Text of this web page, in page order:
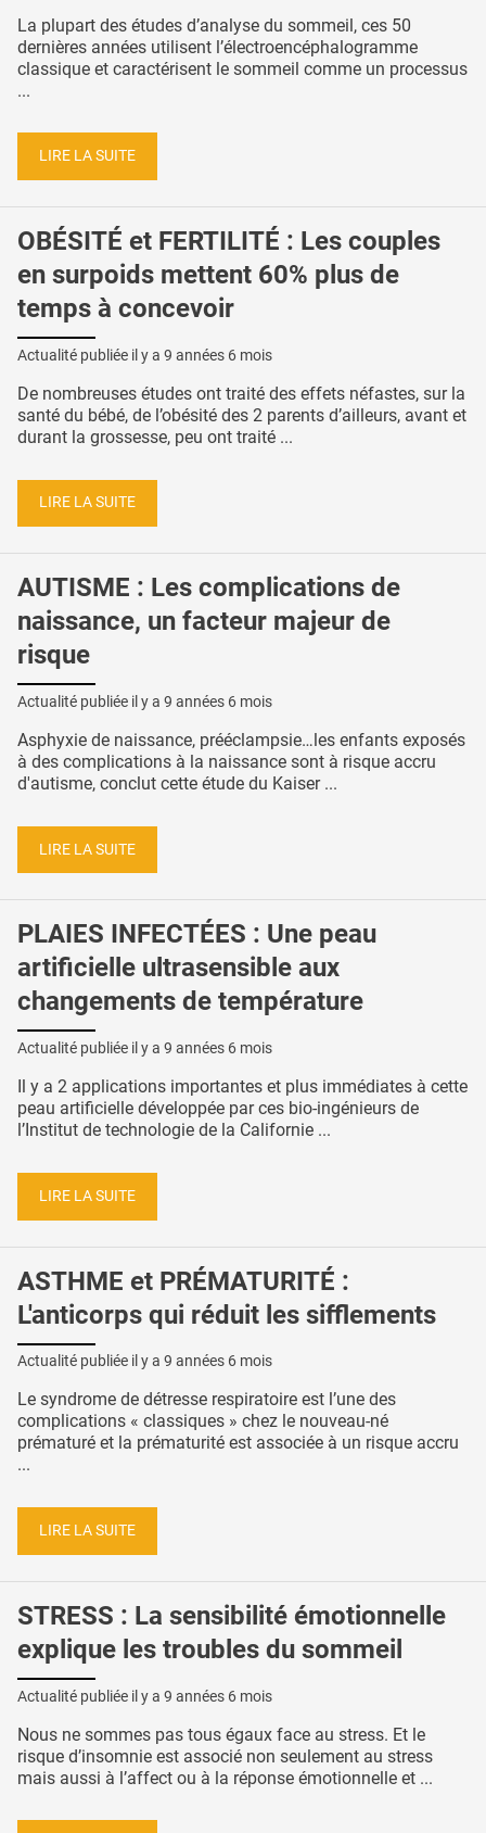
La plupart des études d’analyse du sommeil, ces 50
dernières années utilisent l’électroencéphalogramme
classique et caractérisent le sommeil comme un processus
...
LIRE LA SUITE
OBÉSITÉ et FERTILITÉ : Les couples
en surpoids mettent 60% plus de
temps à concevoir
Actualité publiée il y a 9 années 6 mois
De nombreuses études ont traité des effets néfastes, sur la
santé du bébé, de l’obésité des 2 parents d’ailleurs, avant et
durant la grossesse, peu ont traité ...
LIRE LA SUITE
AUTISME : Les complications de
naissance, un facteur majeur de
risque
Actualité publiée il y a 9 années 6 mois
Asphyxie de naissance, prééclampsie…les enfants exposés
à des complications à la naissance sont à risque accru
d'autisme, conclut cette étude du Kaiser ...
LIRE LA SUITE
PLAIES INFECTÉES : Une peau
artificielle ultrasensible aux
changements de température
Actualité publiée il y a 9 années 6 mois
Il y a 2 applications importantes et plus immédiates à cette
peau artificielle développée par ces bio-ingénieurs de
l’Institut de technologie de la Californie ...
LIRE LA SUITE
ASTHME et PRÉMATURITÉ :
L'anticorps qui réduit les sifflements
Actualité publiée il y a 9 années 6 mois
Le syndrome de détresse respiratoire est l’une des
complications « classiques » chez le nouveau-né
prématuré et la prématurité est associée à un risque accru
...
LIRE LA SUITE
STRESS : La sensibilité émotionnelle
explique les troubles du sommeil
Actualité publiée il y a 9 années 6 mois
Nous ne sommes pas tous égaux face au stress. Et le
risque d’insomnie est associé non seulement au stress
mais aussi à l’affect ou à la réponse émotionnelle et ...